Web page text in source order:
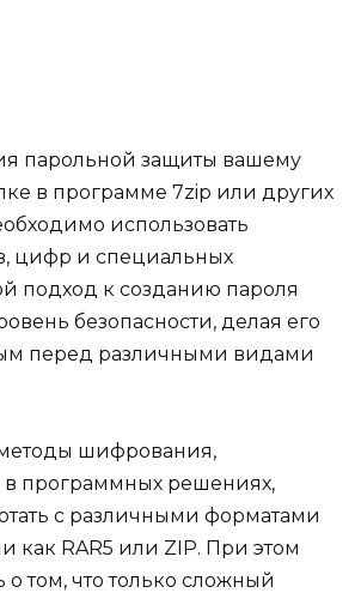
парольной защиты вашему
в программе 7zip или других
использовать
цифр и специальных
подход к созданию пароля
безопасности, делая его
перед различными видами
шифрования,
программных решениях,
с различными форматами
как RAR5 или ZIP. При этом
том, что только сложный